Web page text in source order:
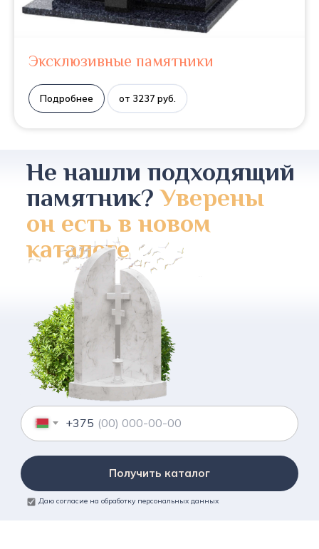
Эксклюзивные памятники
Подробнее от 3237 руб.
Не нашли подходящий
памятник?Уверены
он есть в новом
каталоге
+375
Получить каталог
Даю согласие на обработку персональных данных